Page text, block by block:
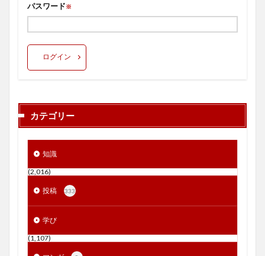
パスワード※
ログイン
カテゴリー
知識
(2,016)
投稿 333
学び
(1,107)